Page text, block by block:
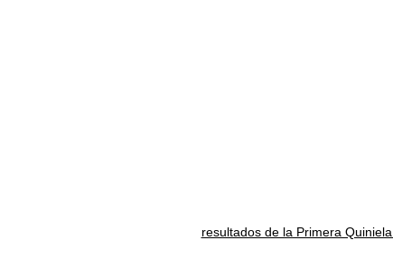
resultados de la Primera